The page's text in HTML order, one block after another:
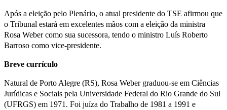
Após a eleição pelo Plenário, o atual presidente do TSE afirmou que
o Tribunal estará em excelentes mãos com a eleição da ministra
Rosa Weber como sua sucessora, tendo o ministro Luís Roberto
Barroso como vice-presidente.
Breve currículo
Natural de Porto Alegre (RS), Rosa Weber graduou-se em Ciências
Jurídicas e Sociais pela Universidade Federal do Rio Grande do Sul
(UFRGS) em 1971. Foi juíza do Trabalho de 1981 a 1991 e